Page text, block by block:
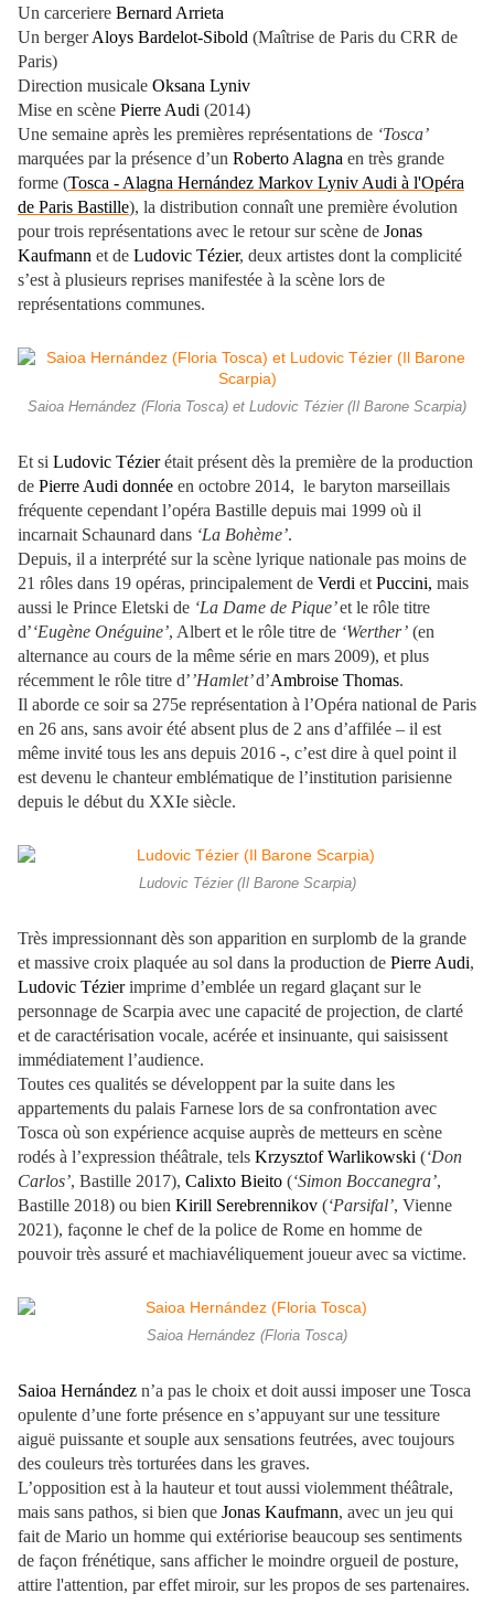
Un carceriere Bernard Arrieta
Un bergerAloys Bardelot-Sibold (Maîtrise de Paris du CRR de
Paris)
Direction musicale Oksana Lyniv
Mise en scène Pierre Audi (2014)
Une semaine après les premières représentations de ‘Tosca’
marquées par la présence d’un Roberto Alagna en très grande
forme (Tosca - Alagna Hernández Markov Lyniv Audi à l'Opéra
de Paris Bastille), la distribution connaît une première évolution
pour trois représentations avec le retour sur scène de Jonas
Kaufmann et de Ludovic Tézier, deux artistes dont la complicité
s’est à plusieurs reprises manifestée à la scène lors de
représentations communes.
Saioa Hernández (Floria Tosca) et Ludovic Tézier (Il Barone Scarpia)
Et si Ludovic Tézierétait présent dès la première de la production
de Pierre Audi donnée en octobre 2014, le baryton marseillais
fréquente cependant l’opéra Bastille depuis mai 1999 où il
incarnait Schaunard dans ‘La Bohème’.
Depuis, il a interprété sur la scène lyrique nationale pas moins de
21 rôles dans 19 opéras, principalement de Verdi et Puccini, mais
aussi le Prince Eletski de ‘La Dame de Pique’et le rôle titre
d’‘Eugène Onéguine’, Albert et le rôle titre de ‘Werther’ (en
alternance au cours de la même série en mars 2009), et plus
récemment le rôle titre d’’Hamlet’d’Ambroise Thomas.
Il aborde ce soir sa 275e représentation à l’Opéra national de Paris
en 26 ans, sans avoir été absent plus de 2 ans d’affilée – il est
même invité tous les ans depuis 2016 -, c’est dire à quel point il
est devenu le chanteur emblématique de l’institution parisienne
depuis le début du XXIe siècle.
Ludovic Tézier (Il Barone Scarpia)
Très impressionnant dès son apparition en surplomb de la grande
et massive croix plaquée au sol dans la production de Pierre Audi,
Ludovic Tézierimprime d’emblée un regard glaçant sur le
personnage de Scarpia avec une capacité de projection, de clarté
et de caractérisation vocale, acérée et insinuante, qui saisissent
immédiatement l’audience.
Toutes ces qualités se développent par la suite dans les
appartements du palais Farnese lors de sa confrontation avec
Tosca où son expérience acquise auprès de metteurs en scène
rodés à l’expression théâtrale, tels Krzysztof Warlikowski (‘Don
Carlos’, Bastille 2017), Calixto Bieito (‘Simon Boccanegra’,
Bastille 2018) ou bien Kirill Serebrennikov (‘Parsifal’, Vienne
2021), façonne le chef de la police de Rome en homme de
pouvoir très assuré et machiavéliquement joueur avec sa victime.
Saioa Hernández (Floria Tosca)
Saioa Hernández n’a pas le choix et doit aussi imposer une Tosca
opulente d’une forte présence en s’appuyant sur une tessiture
aiguë puissante et souple aux sensations feutrées, avec toujours
des couleurs très torturées dans les graves.
L’opposition est à la hauteur et tout aussi violemment théâtrale,
mais sans pathos, si bien que Jonas Kaufmann, avec un jeu qui
fait de Mario un homme qui extériorise beaucoup ses sentiments
de façon frénétique, sans afficher le moindre orgueil de posture,
attire l'attention, par effet miroir, sur les propos de ses partenaires.